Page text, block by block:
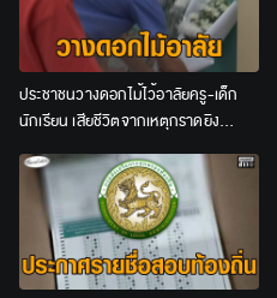
ประชาชนวางดอกไม้ไว้อาลัยครู-เด็ก
นักเรียน เสียชีวิตจากเหตุกราดยิง
โรงเรียนเทพศิรินทร์